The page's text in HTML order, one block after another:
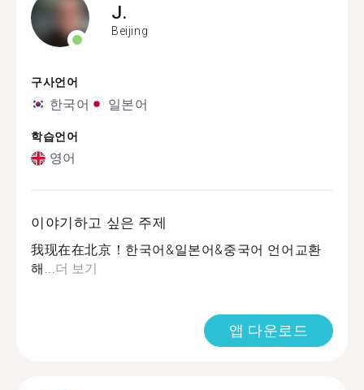
J.
Beijing
구사언어
한국어 일본어
학습언어
영어
이야기하고 싶은 주제
我现在在北京！한국어&일본어&중국어 언어교환
해...더 보기
앱 다운로드